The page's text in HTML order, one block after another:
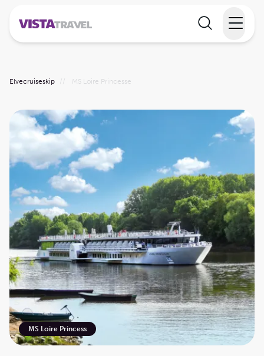
Temareiser
Reisekalender
Informasjon
Min reise
Elvecruiseskip // MS Loire Princesse
MS Loire Princess